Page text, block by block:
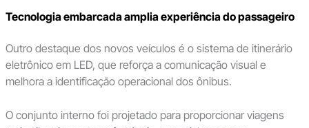
Tecnologia embarcada amplia experiência do passageiro
Outro destaque dos novos veículos é o sistema de itinerário
eletrônico em LED, que reforça a comunicação visual e
melhora a identificação operacional dos ônibus.
O conjunto interno foi projetado para proporcionar viagens